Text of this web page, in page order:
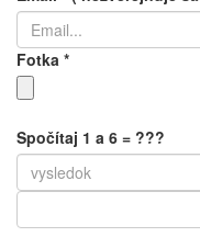
Fotka *
Spočítaj 1 a 6 = ???